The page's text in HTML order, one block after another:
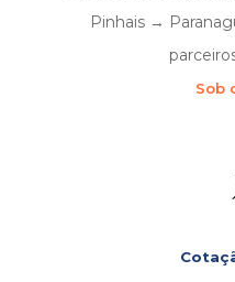
Pinhais →
Sob